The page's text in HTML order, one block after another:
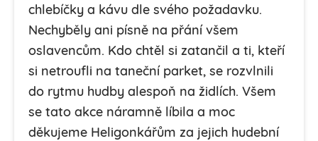
chlebíčky a kávu dle svého požadavku.
Nechyběly ani písně na přání všem
oslavencům. Kdo chtěl si zatančil a ti, kteří
si netroufli na taneční parket, se rozvlnili
do rytmu hudby alespoň na židlích. Všem
se tato akce náramně líbila a moc
děkujeme Heligonkářům za jejich hudební